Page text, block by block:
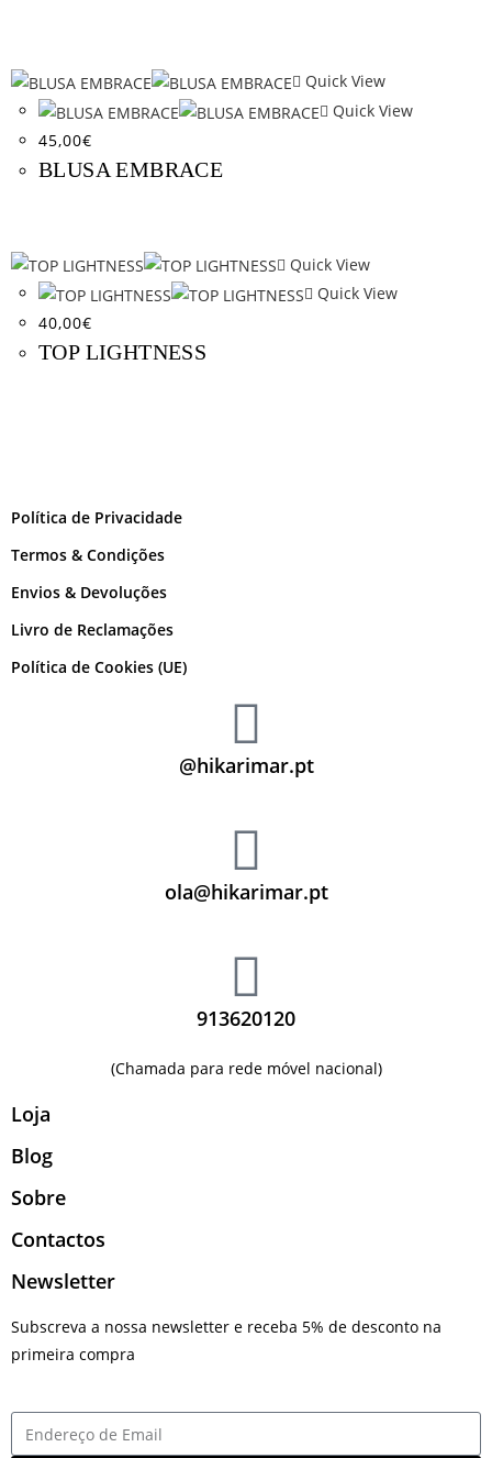
Quick View
Quick View
45,00€
BLUSA EMBRACE
Quick View
Quick View
40,00€
TOP LIGHTNESS
Política de Privacidade
Termos & Condições
Envios & Devoluções
Livro de Reclamações
Política de Cookies (UE)
@hikarimar.pt
ola@hikarimar.pt
913620120
(Chamada para rede móvel nacional)
Loja
Blog
Sobre
Contactos
Newsletter
Subscreva a nossa newsletter e receba 5% de desconto na
primeira compra